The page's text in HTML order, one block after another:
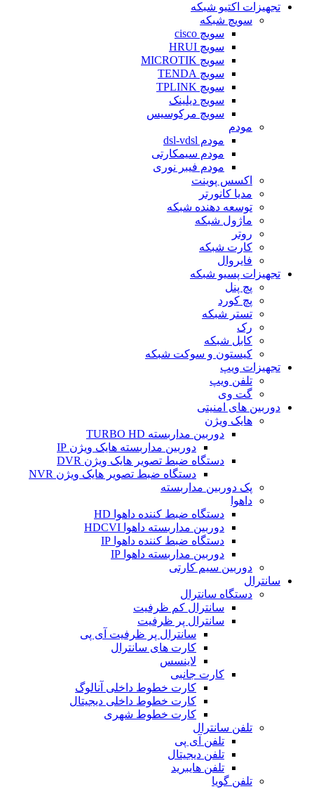
تجهیزات اکتیو شبکه
سویچ شبکه
سویچ cisco
سویچ HRUI
سویچ MICROTIK
سویچ TENDA
سویچ TPLINK
سویچ دیلینک
سویچ مرکوسیس
مودم
مودم dsl-vdsl
مودم سیمکارتی
مودم فیبر نوری
اکسس پوینت
مدیا کانورتر
توسعه دهنده شبکه
ماژول شبکه
روتر
کارت شبکه
فایروال
تجهیزات پسیو شبکه
پچ پنل
پچ کورد
تستر شبکه
رک
کابل شبکه
کیستون و سوکت شبکه
تجهیزات ویپ
تلفن ویپ
گت وی
دوربین های امنیتی
هایک ویژن
دوربین مداربسته TURBO HD
دوربین مداربسته هایک ویژن IP
دستگاه ضبط تصویر هایک ویژن DVR
دستگاه ضبط تصویر هایک ویژن NVR
پک دوربین مداربسته
داهوا
دستگاه ضبط کننده داهوا HD
دوربین مداربسته داهوا HDCVI
دستگاه ضبط کننده داهوا IP
دوربین مداربسته داهوا IP
دوربین سیم کارتی
سانترال
دستگاه سانترال
سانترال کم ظرفیت
سانترال پر ظرفیت
سانترال پر ظرفیت آی پی
کارت های سانترال
لاینسس
کارت جانبی
کارت خطوط داخلی آنالوگ
کارت خطوط داخلی دیجیتال
کارت خطوط شهری
تلفن سانترال
تلفن آی پی
تلفن دیجیتال
تلفن هایبرید
تلفن گویا